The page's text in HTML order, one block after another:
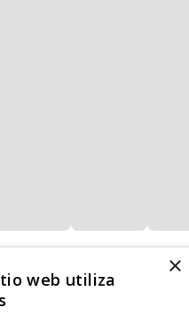
×
web utiliza